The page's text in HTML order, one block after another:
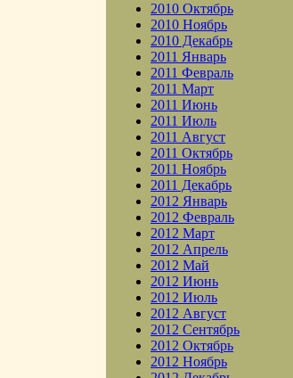
2010 Октябрь
2010 Ноябрь
2010 Декабрь
2011 Январь
2011 Февраль
2011 Март
2011 Июнь
2011 Июль
2011 Август
2011 Октябрь
2011 Ноябрь
2011 Декабрь
2012 Январь
2012 Февраль
2012 Март
2012 Апрель
2012 Май
2012 Июнь
2012 Июль
2012 Август
2012 Сентябрь
2012 Октябрь
2012 Ноябрь